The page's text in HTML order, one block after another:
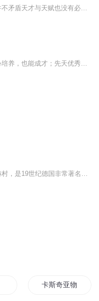
卡斯奇亚物语